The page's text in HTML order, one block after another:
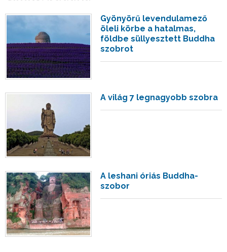
Gyönyörű levendulamező
öleli körbe a hatalmas,
földbe süllyesztett Buddha
szobrot
A világ 7 legnagyobb szobra
A leshani óriás Buddha-
szobor